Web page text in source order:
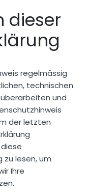
dieser
regelmässig
technischen
und
der letzten
zu lesen, um
Ihre